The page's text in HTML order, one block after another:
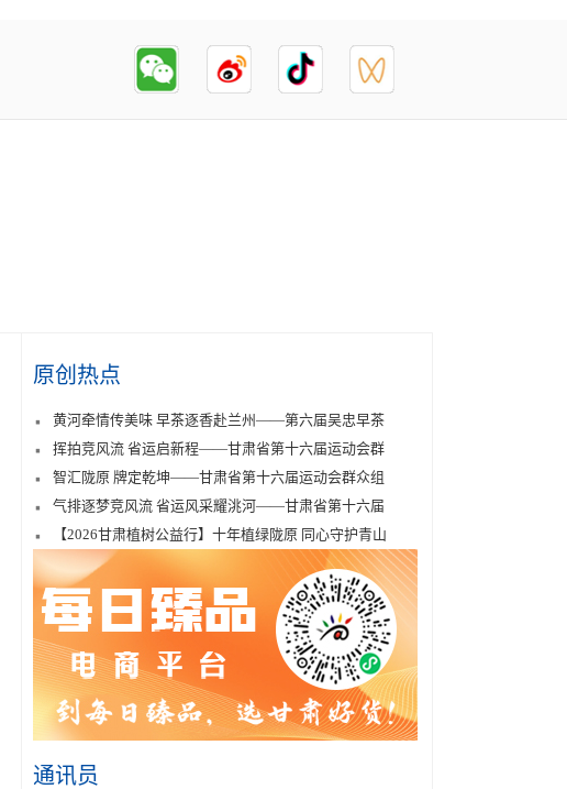
原创热点
黄河牵情传美味 早茶逐香赴兰州——第六届吴忠早茶
挥拍竞风流 省运启新程——甘肃省第十六届运动会群
智汇陇原 牌定乾坤——甘肃省第十六届运动会群众组
气排逐梦竞风流 省运风采耀洮河——甘肃省第十六届
【2026甘肃植树公益行】十年植绿陇原 同心守护青山
通讯员